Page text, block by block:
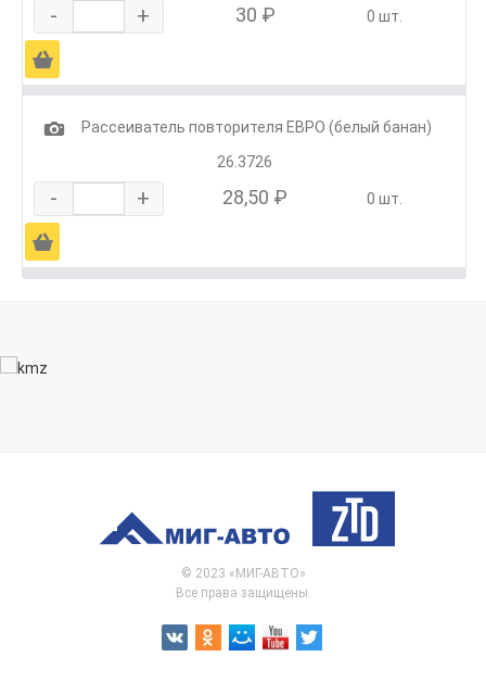
- + 30 ₽ 0 шт.
Ä
1
Рассеиватель повторителя ЕВРО (белый банан)
26.3726
- + 28,50 ₽ 0 шт.
Ä
© 2023 «МИГ-АВТО»
Все права защищены.